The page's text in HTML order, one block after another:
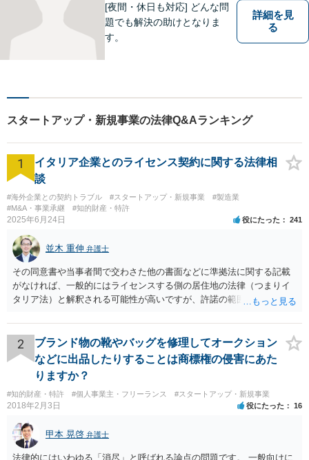
[夜間・休日も対応] どんな問
題でも解決の助けとなりま
す。
詳細を見
る
スタートアップ・新規事業の法律Q&Aランキング
1
イタリア企業とのライセンス契約に関する法律相
談
#海外企業との契約トラブル #スタートアップ・新規事業
#製造業
#M&A・事業承継
#知的財産・特許
2025年6月24日 役にたった 241
並木 重伸 弁護士
その同意書や当事者間で交わさた他の書面などに準拠法に関する記載
がなければ、一般的にはライセンスする側の居住地の法律（つまりイ
タリア法）と解釈される可能性が高いですが、許諾の範囲が日本国内
あります。 なお、仮に日本法になるとしても、新しい会社との間で契
約が有効かどうかは、ライセンスされた権利の種類（著作権、商標
権、特許権など）や契約の時期などを見て判断する必要があります。
いずれにせよ具体的事情が分からないと確定的な回答は難しいと思わ
れますので、弁護士に直接相談されることをお勧めします。
2
ブランド物の靴やバッグを修理してオークション
などに出品したりすることは商標権の侵害にあた
りますか？
#知的財産・特許 #個人事業主・フリーランス #スタートアップ・新規事業
2018年2月3日 役にたった 16
甲本 晃啓 弁護士
法律的にはいわゆる「消尽」と呼ばれる論点の問題です。 一般向けに